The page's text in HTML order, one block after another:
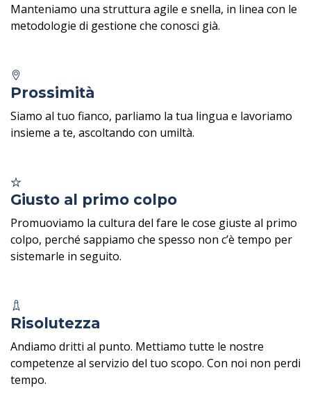
Manteniamo una struttura agile e snella, in linea con le
metodologie di gestione che conosci già.
Prossimità
Siamo al tuo fianco, parliamo la tua lingua e lavoriamo
insieme a te, ascoltando con umiltà.
Giusto al primo colpo
Promuoviamo la cultura del fare le cose giuste al primo
colpo, perché sappiamo che spesso non c’è tempo per
sistemarle in seguito.
Risolutezza
Andiamo dritti al punto. Mettiamo tutte le nostre
competenze al servizio del tuo scopo. Con noi non perdi
tempo.